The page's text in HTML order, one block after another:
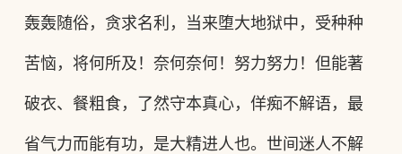
轰轰随俗，贪求名利，当来堕大地狱中，受种种
苦恼，将何所及！奈何奈何！努力努力！但能著
破衣、餐粗食，了然守本真心，佯痴不解语，最
省气力而能有功，是大精进人也。世间迷人不解